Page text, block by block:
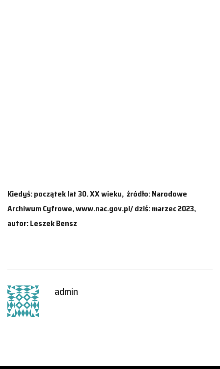
Kiedyś: początek lat 30. XX wieku, źródło: Narodowe
Archiwum Cyfrowe, www.nac.gov.pl/ dziś: marzec 2023,
autor: Leszek Bensz
admin